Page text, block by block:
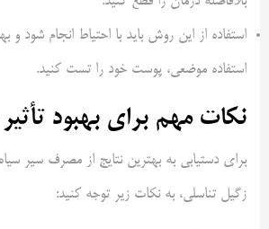
استفاده از این روش باید با احتیاط انجام شود و
استفاده موضعی، پوست خود را تست کنید.
نکات مهم برای بهبود
برای دستیابی به بهترین نتایج از مصرف سیر
زگیل تناسلی، به نکات زیر توجه کنید: